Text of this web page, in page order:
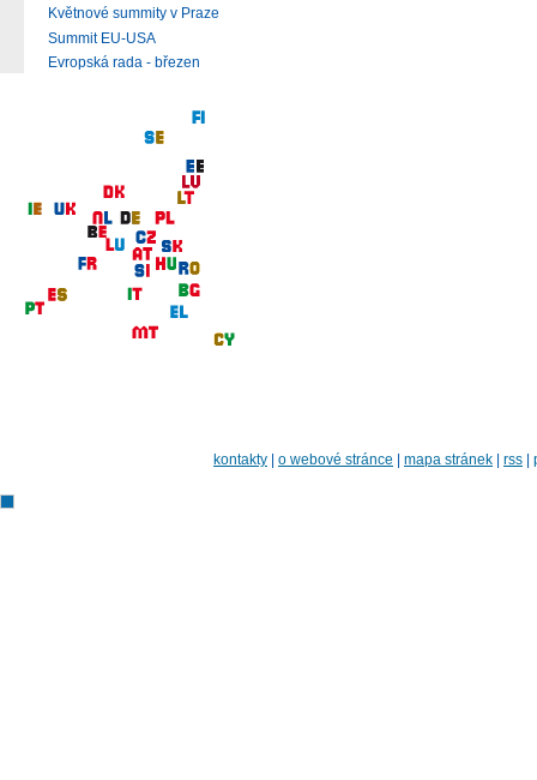
Květnové summity v Praze
Summit EU-USA
Evropská rada - březen
kontakty o webové stránce mapa stránek rss